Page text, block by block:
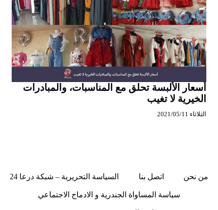
أسعار الألبسة تحلق مع المناسبات، والمبادرات
الخيرية لا تغيب
الثلاثاء 2021/05/11
من نحن اتصل بنا السياسة التحريرية – شبكة درعا 24
سياسة المساواة الجندرية و الادماج الاجتماعي